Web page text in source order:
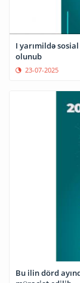
I yarımildə
olunub
23-07-2025
Bu ilin dörd